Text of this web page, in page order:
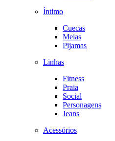
Íntimo
Cuecas
Meias
Pijamas
Linhas
Fitness
Praia
Social
Personagens
Jeans
Acessórios